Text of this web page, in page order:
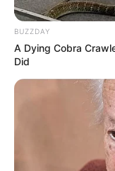
BUZZDAY
A Dying Cobra
Did